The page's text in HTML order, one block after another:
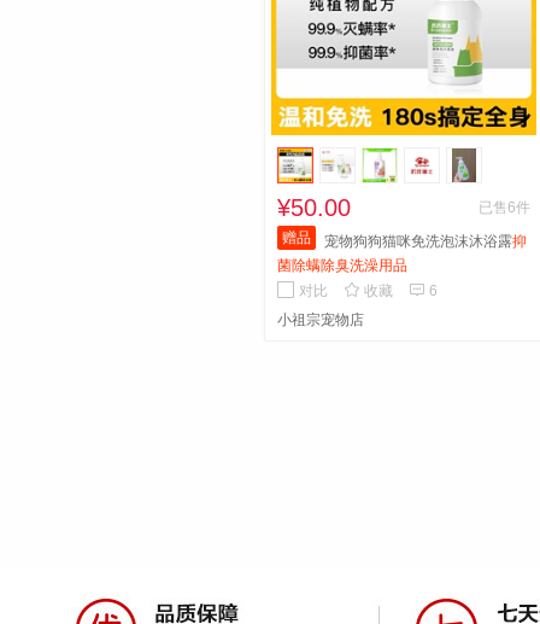
¥50.00
已售6件
赠品
宠物狗狗猫咪免洗泡沫沐浴露抑
菌除螨除臭洗澡用品
对比
 收藏  6
小祖宗宠物店